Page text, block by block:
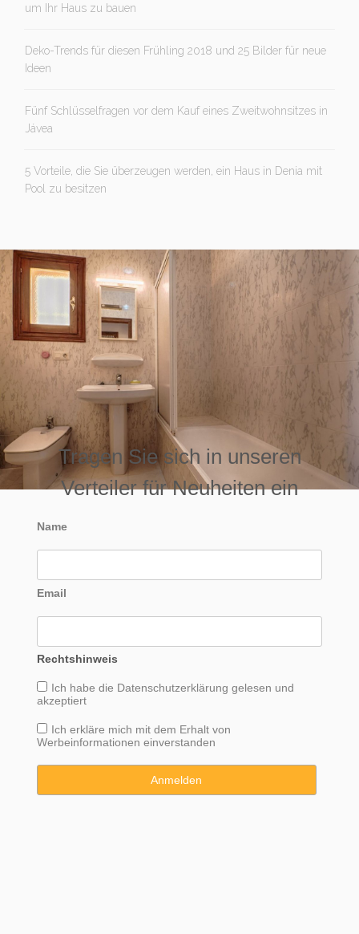
um Ihr Haus zu bauen
Deko-Trends für diesen Frühling 2018 und 25 Bilder für neue
Ideen
Fünf Schlüsselfragen vor dem Kauf eines Zweitwohnsitzes in
Jávea
5 Vorteile, die Sie überzeugen werden, ein Haus in Denia mit
Pool zu besitzen
Tragen Sie sich in unseren
Verteiler für Neuheiten ein
Name
Email
Rechtshinweis
Ich habe die Datenschutzerklärung gelesen und
akzeptiert
Ich erkläre mich mit dem Erhalt von
Werbeinformationen einverstanden